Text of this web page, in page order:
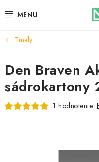
na
STREŠNÉ OKNÁ
PODKROVNÉ SCHODY
DOM A ZÁHRADA
Tmely
Den Braven
sádrokartony
1 hodnotenie